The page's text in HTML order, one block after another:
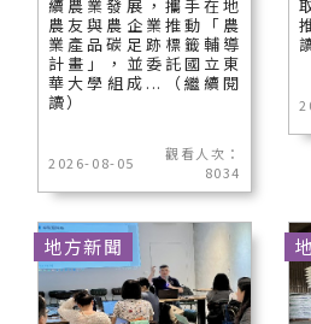
續農業發展，攜手在地
農友與農企業推動「農
業產品碳足跡標籤輔導
計畫」，並委託國立東
華大學組成...（繼續閱
讀）
2026-08-05
觀看人次：
8034
地方新聞